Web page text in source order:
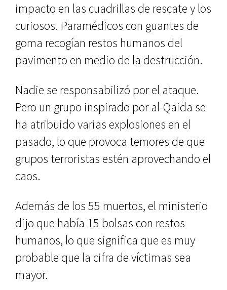
impacto en las cuadrillas de rescate y los
curiosos. Paramédicos con guantes de
goma recogían restos humanos del
pavimento en medio de la destrucción.
Nadie se responsabilizó por el ataque.
Pero un grupo inspirado por al-Qaida se
ha atribuido varias explosiones en el
pasado, lo que provoca temores de que
grupos terroristas estén aprovechando el
caos.
Además de los 55 muertos, el ministerio
dijo que había 15 bolsas con restos
humanos, lo que significa que es muy
probable que la cifra de víctimas sea
mayor.